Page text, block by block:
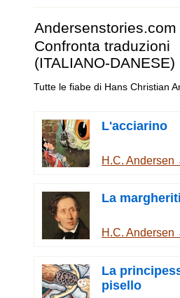
Andersenstories.com
Confronta traduzioni
(ITALIANO-DANESE)
Tutte le fiabe di Hans Christian
L'acciarino
H.C. Andersen
La
H.C. Andersen
La
pisello